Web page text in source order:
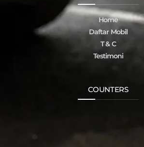
Home
Daftar Mobil
T & C
Testimoni
COUNTERS